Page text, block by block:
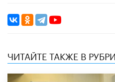
ЧИТАЙТЕ ТАКЖЕ В